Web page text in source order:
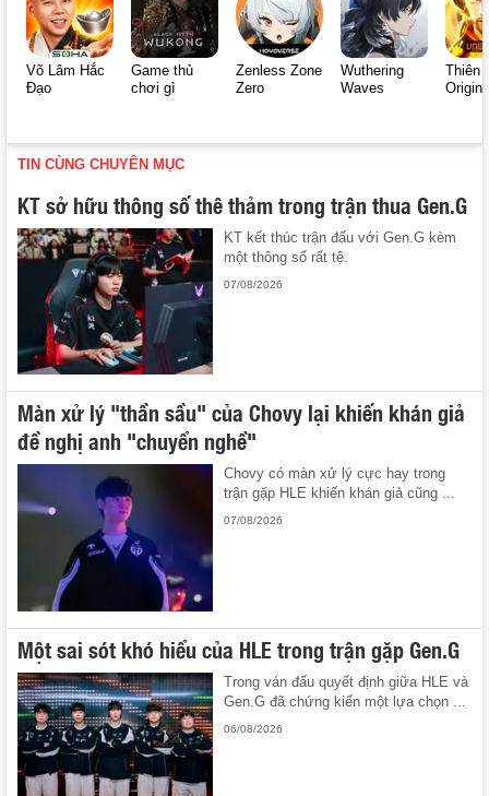
Võ Lâm Hắc
Đạo
Game thủ
chơi gì
Zenless Zone
Zero
Wuthering
Waves
Thiên
Origin
TIN CÙNG CHUYÊN MỤC
KT sở hữu thông số thê thảm trong trận thua Gen.G
KT kết thúc trận đấu với Gen.G kèm
một thông số rất tệ.
07/08/2026
Màn xử lý "thần sầu" của Chovy lại khiến khán giả
đề nghị anh "chuyển nghề"
Chovy có màn xử lý cực hay trong
trận gặp HLE khiến khán giả cũng ...
07/08/2026
Một sai sót khó hiểu của HLE trong trận gặp Gen.G
Trong ván đấu quyết định giữa HLE và
Gen.G đã chứng kiến một lựa chọn ...
06/08/2026